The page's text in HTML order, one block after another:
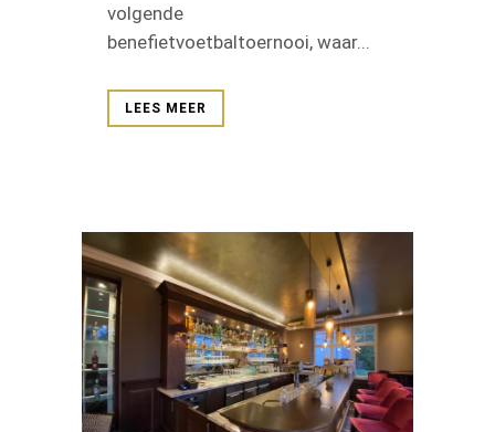
volgende
benefietvoetbaltoernooi, waar...
LEES MEER